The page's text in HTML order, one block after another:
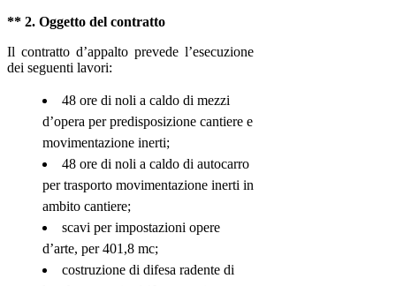
** 2. Oggetto del contratto
Il contratto d’appalto prevede l’esecuzione
dei seguenti lavori:
48 ore di noli a caldo di mezzi
d’opera per predisposizione cantiere e
movimentazione inerti;
48 ore di noli a caldo di autocarro
per trasporto movimentazione inerti in
ambito cantiere;
scavi per impostazioni opere
d’arte, per 401,8 mc;
costruzione di difesa radente di